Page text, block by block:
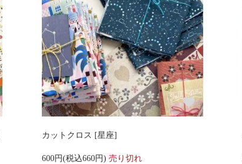
カットクロス [星座]
600円(税込660円)売り切れ